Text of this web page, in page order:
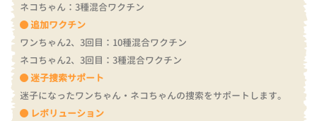
ネコちゃん：3種混合ワクチン
追加ワクチン
ワンちゃん2、3回目：10種混合ワクチン
ネコちゃん2、3回目：3種混合ワクチン
迷子捜索サポート
迷子になったワンちゃん・ネコちゃんの捜索をサポートします。
レボリューション